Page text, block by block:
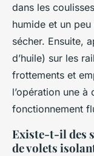
dans les
humide et un
sécher. Ensuite,
d’huile) sur les
frottements et
l’opération une
fonctionnement
Existe-t-il des
de volets